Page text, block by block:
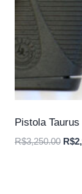
Pistola
R$3,250.00 O
R$